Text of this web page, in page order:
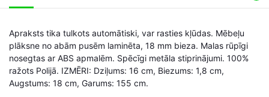
Apraksts tika tulkots automātiski, var rasties kļūdas. Mēbeļu
plāksne no abām pusēm laminēta, 18 mm bieza. Malas rūpīgi
nosegtas ar ABS apmalēm. Spēcīgi metāla stiprinājumi. 100%
ražots Polijā. IZMĒRI: Dziļums: 16 cm, Biezums: 1,8 cm,
Augstums: 18 cm, Garums: 155 cm.